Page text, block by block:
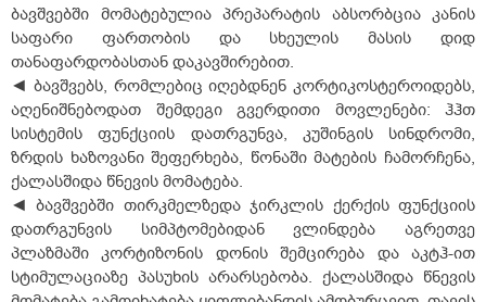
ბავშვებში მომატებულია პრეპარატის აბსორბცია კანის
საფარი ფართობის და სხეულის მასის დიდ
თანაფარდობასთან დაკავშირებით.
◄ ბავშვებს, რომლებიც იღებდნენ კორტიკოსტეროიდებს,
აღენიშნებოდათ შემდეგი გვერდითი მოვლენები: ჰჰთ
სისტემის ფუნქციის დათრგუნვა, კუშინგის სინდრომი,
ზრდის ხაზოვანი შეფერხება, წონაში მატების ჩამორჩენა,
ქალასშიდა წნევის მომატება.
◄ ბავშვებში თირკმელზედა ჯირკლის ქერქის ფუნქციის
დათრგუნვის სიმპტომებიდან ვლინდება აგრეთვე
პლაზმაში კორტიზონის დონის შემცირება და აკტჰ-ით
სტიმულაციაზე პასუხის არარსებობა. ქალასშიდა წნევის